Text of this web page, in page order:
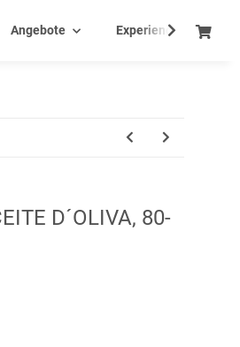
Angebote Experience - Events
D´OLIVA, 80-